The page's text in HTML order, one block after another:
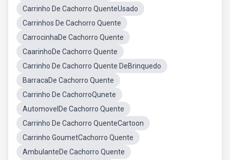
Carrinho De Cachorro QuenteUsado
Carrinhos De Cachorro Quente
CarrocinhaDe Cachorro Quente
CaarinhoDe Cachorro Quente
Carrinho De Cachorro Quente DeBrinquedo
BarracaDe Cachorro Quente
Carrinho De CachorroQunete
AutomovelDe Cachorro Quente
Carrinho De Cachorro QuenteCartoon
Carrinho GoumetCachorro Quente
AmbulanteDe Cachorro Quente